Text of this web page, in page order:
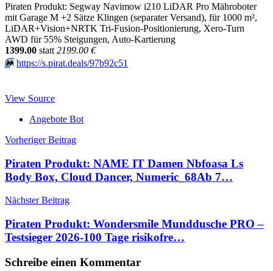
Piraten Produkt: Segway Navimow i210 LiDAR Pro Mähroboter
mit Garage M +2 Sätze Klingen (separater Versand), für 1000 m²,
LiDAR+Vision+NRTK Tri-Fusion-Positionierung, Xero-Turn
AWD für 55% Steigungen, Auto-Kartierung
1399.00 statt 2199.00 €
⏩️ https://s.pirat.deals/97b92c51
View Source
Angebote Bot
Beitragsnavigation
Vorheriger Beitrag
Piraten Produkt: NAME IT Damen Nbfoasa Ls
Body Box, Cloud Dancer, Numeric_68Аb 7…
Nächster Beitrag
Piraten Produkt: Wondersmile Munddusche PRO –
Testsieger 2026-100 Tage risikofre…
Schreibe einen Kommentar